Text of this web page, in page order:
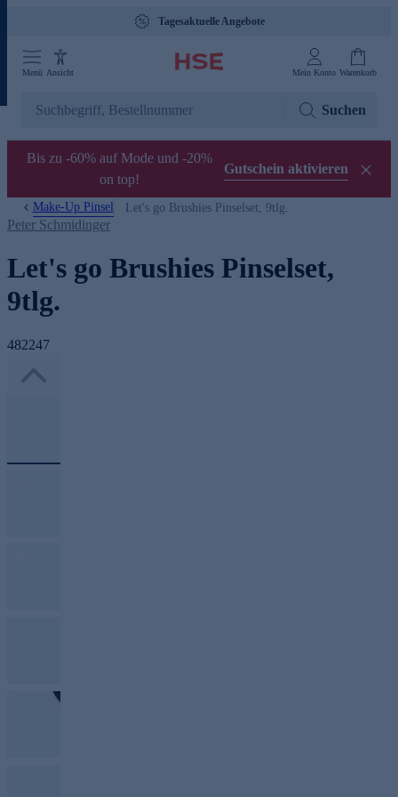
Tagesaktuelle Angebote
Menü Ansicht Mein Konto Warenkorb
Suchen
Bis zu -60% auf Mode und -20%
on top!
Gutschein aktivieren
Make-Up Pinsel Let's go Brushies Pinselset, 9tlg.
Peter Schmidinger
Let's go Brushies Pinselset,
9tlg.
482247